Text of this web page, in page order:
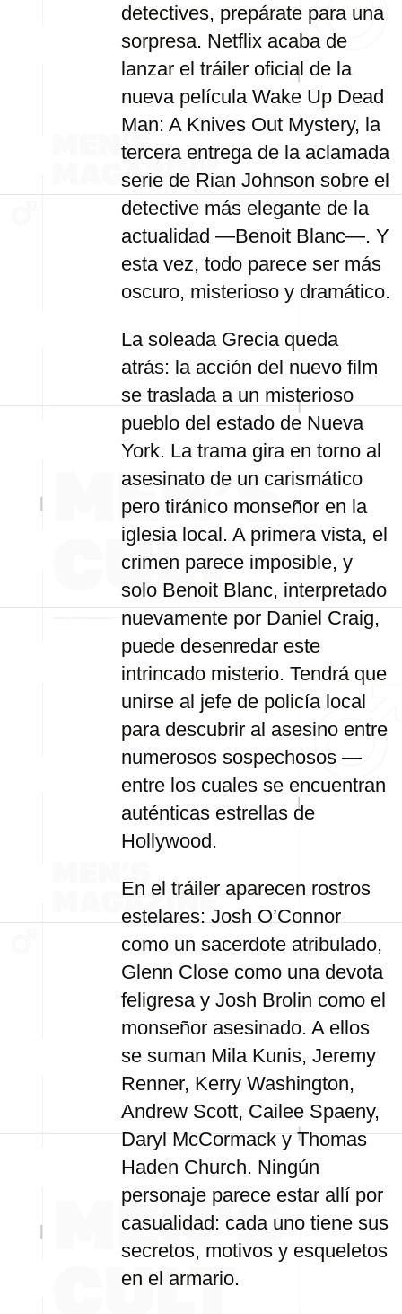
detectives, prepárate para una
sorpresa. Netflix acaba de
lanzar el tráiler oficial de la
nueva película Wake Up Dead
Man: A Knives Out Mystery, la
tercera entrega de la aclamada
serie de Rian Johnson sobre el
detective más elegante de la
actualidad —Benoit Blanc—. Y
esta vez, todo parece ser más
oscuro, misterioso y dramático.
La soleada Grecia queda
atrás: la acción del nuevo film
se traslada a un misterioso
pueblo del estado de Nueva
York. La trama gira en torno al
asesinato de un carismático
pero tiránico monseñor en la
iglesia local. A primera vista, el
crimen parece imposible, y
solo Benoit Blanc, interpretado
nuevamente por Daniel Craig,
puede desenredar este
intrincado misterio. Tendrá que
unirse al jefe de policía local
para descubrir al asesino entre
numerosos sospechosos —
entre los cuales se encuentran
auténticas estrellas de
Hollywood.
En el tráiler aparecen rostros
estelares: Josh O’Connor
como un sacerdote atribulado,
Glenn Close como una devota
feligresa y Josh Brolin como el
monseñor asesinado. A ellos
se suman Mila Kunis, Jeremy
Renner, Kerry Washington,
Andrew Scott, Cailee Spaeny,
Daryl McCormack y Thomas
Haden Church. Ningún
personaje parece estar allí por
casualidad: cada uno tiene sus
secretos, motivos y esqueletos
en el armario.